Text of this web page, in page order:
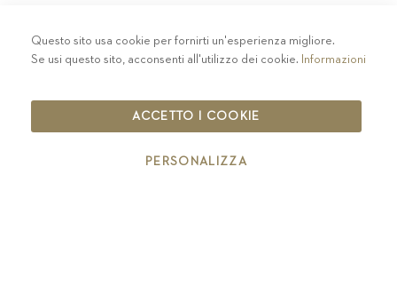
PRIVACY-COLOPHON - COOKIE POLICY
CODICE ETICO
IT00126670215
Questo sito usa cookie per fornirti un'esperienza migliore.
Se usi questo sito, acconsenti all'utilizzo dei cookie. Informazioni
ACCETTO I COOKIE
PERSONALIZZA